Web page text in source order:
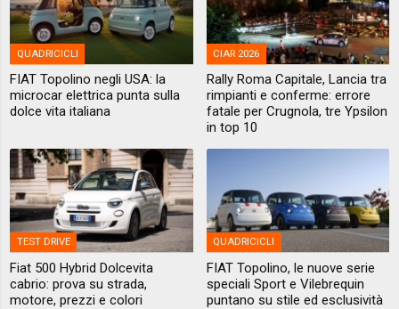
QUADRICICLI
FIAT Topolino negli USA: la
microcar elettrica punta sulla
dolce vita italiana
CIAR 2026
Rally Roma Capitale, Lancia tra
rimpianti e conferme: errore
fatale per Crugnola, tre Ypsilon
in top 10
TEST DRIVE
Fiat 500 Hybrid Dolcevita
cabrio: prova su strada,
motore, prezzi e colori
QUADRICICLI
FIAT Topolino, le nuove serie
speciali Sport e Vilebrequin
puntano su stile ed esclusività